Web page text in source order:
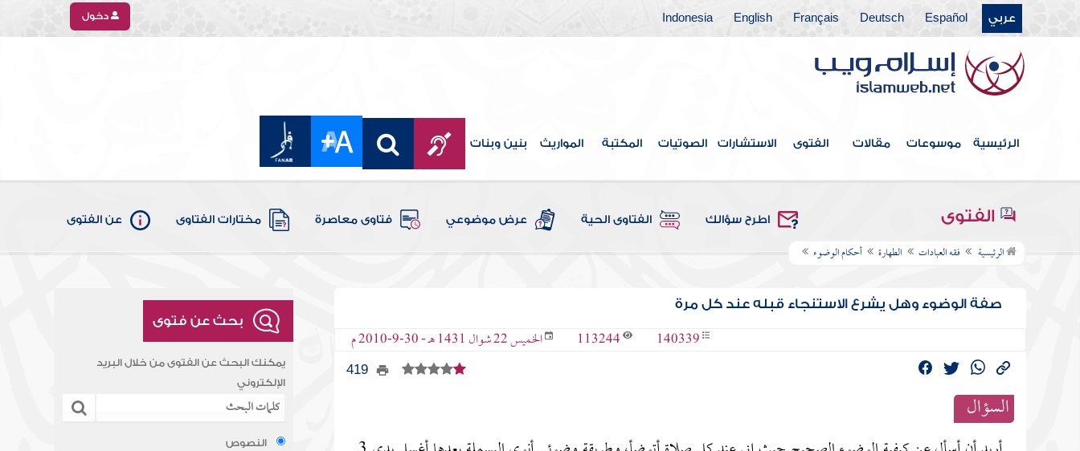
عربي Español
Deutsch
Français
English
Indonesia دخول
الرئيسية موسوعات مقالات الفتوى الاستشارات الصوتيات المكتبة المواريث بنين وبنات
الفتوى اطرح سؤالك الفتاوى الحية عرض موضوعي فتاوى معاصرة مختارات الفتاوى عن الفتوى
الرئيسية فقه العبادات الطهارة أحكام الوضوء
صفة الوضوء وهل يشرع الاستنجاء قبله عند كل مرة
140339
113244 الخميس 22 شوال 1431 هـ - 30-9-2010 م
419
السؤال
بحث عن فتوى
يمكنك البحث عن الفتوى من خلال البريد
الإلكتروني
النصوص